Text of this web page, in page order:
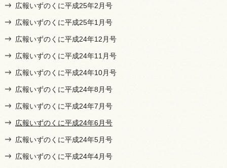
広報いずのくに平成25年2月号
広報いずのくに平成25年1月号
広報いずのくに平成24年12月号
広報いずのくに平成24年11月号
広報いずのくに平成24年10月号
広報いずのくに平成24年8月号
広報いずのくに平成24年7月号
広報いずのくに平成24年6月号
広報いずのくに平成24年5月号
広報いずのくに平成24年4月号